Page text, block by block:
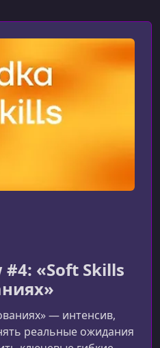
#4: «Soft Skills
— интенсив,
реальные ожидания